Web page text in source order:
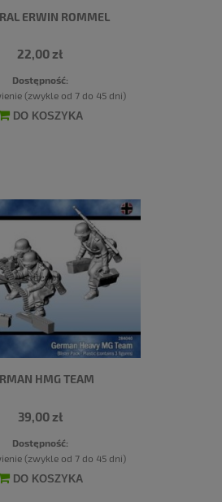
ERWIN ROMMEL
22,00 zł
Dostępność:
(zwykle od 7 do 45 dni)
DO KOSZYKA
HMG TEAM
39,00 zł
Dostępność:
(zwykle od 7 do 45 dni)
DO KOSZYKA